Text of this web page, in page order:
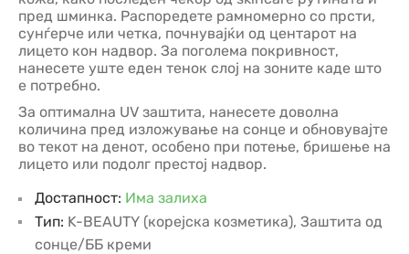
пред шминка. Распоредете рамномерно со прсти,
сунѓерче или четка, почнувајќи од центарот на
лицето кон надвор. За поголема покривност,
нанесете уште еден тенок слој на зоните каде што
е потребно.
За оптимална UV заштита, нанесете доволна
количина пред изложување на сонце и обновувајте
во текот на денот, особено при потење, бришење на
лицето или подолг престој надвор.
Достапност: Има залиха
Тип: K-BEAUTY (корејска козметика), Заштита од
сонце/ББ креми